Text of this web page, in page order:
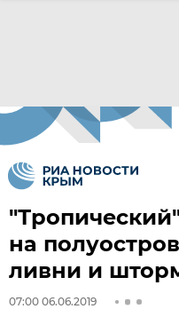
на
ливни и
07:00 06.06.2019